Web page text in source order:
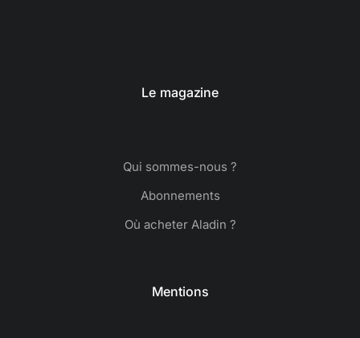
Le magazine
Qui sommes-nous ?
Abonnements
Où acheter Aladin ?
Mentions